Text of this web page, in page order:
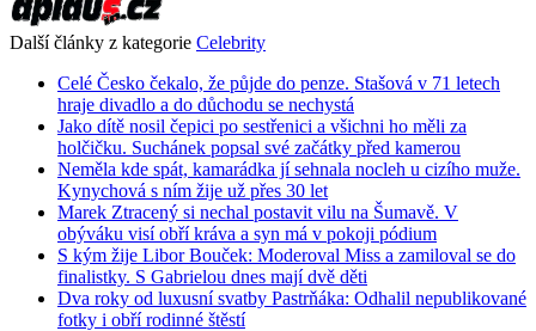
Další články z kategorie Celebrity
Celé Česko čekalo, že půjde do penze. Stašová v 71 letech
hraje divadlo a do důchodu se nechystá
Jako dítě nosil čepici po sestřenici a všichni ho měli za
holčičku. Suchánek popsal své začátky před kamerou
Neměla kde spát, kamarádka jí sehnala nocleh u cizího muže.
Kynychová s ním žije už přes 30 let
Marek Ztracený si nechal postavit vilu na Šumavě. V
obýváku visí obří kráva a syn má v pokoji pódium
S kým žije Libor Bouček: Moderoval Miss a zamiloval se do
finalistky. S Gabrielou dnes mají dvě děti
Dva roky od luxusní svatby Pastrňáka: Odhalil nepublikované
fotky i obří rodinné štěstí